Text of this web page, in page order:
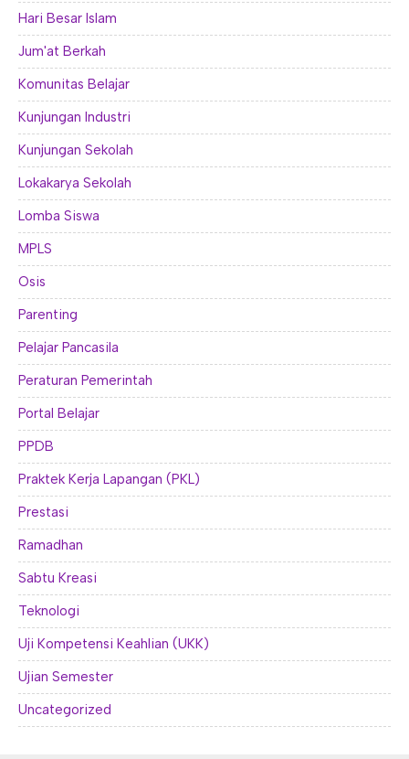
Hari Besar Islam
Jum'at Berkah
Komunitas Belajar
Kunjungan Industri
Kunjungan Sekolah
Lokakarya Sekolah
Lomba Siswa
MPLS
Osis
Parenting
Pelajar Pancasila
Peraturan Pemerintah
Portal Belajar
PPDB
Praktek Kerja Lapangan (PKL)
Prestasi
Ramadhan
Sabtu Kreasi
Teknologi
Uji Kompetensi Keahlian (UKK)
Ujian Semester
Uncategorized